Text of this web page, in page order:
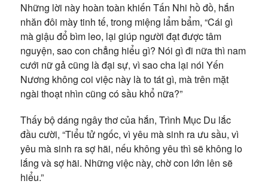
Những lời này hoàn toàn khiến Tấn Nhi hồ đồ, hắn
nhăn đôi mày tinh tế, trong miệng lẩm bẩm, “Cái gì
mà giậu đổ bìm leo, lại giúp người đạt được tâm
nguyện, sao con chẳng hiểu gì? Nói gì đi nữa thì nam
cưới nữ gả cũng là đại sự, vì sao cha lại nói Yến
Nương không coi việc này là to tát gì, mà trên mặt
ngài thoạt nhìn cũng có sầu khổ nữa?”
Thấy bộ dáng ngây thơ của hắn, Trình Mục Du lắc
đầu cười, “Tiểu tử ngốc, vì yêu mà sinh ra ưu sầu, vì
yêu mà sinh ra sợ hãi, nếu không yêu thì sẽ không lo
lắng và sợ hãi. Những việc này, chờ con lớn lên sẽ
hiểu.”